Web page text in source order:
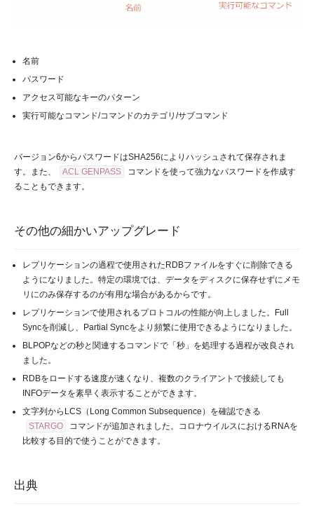
名前
パスワード
アクセス可能なキーのパターン
実行可能なコマンド/コマンドのカテゴリ/サブコマンド
バージョン6からパスワードはSHA256によりハッシュされて保存されま
す。また、
ACL GENPASS
コマンドを使って強力なパスワードを作成す
ることもできます。
その他の細かいアップグレード
レプリケーションの過程で使用されたRDBファイルをすぐに削除できる
ようになりました。特定の環境では、データをディスクに保存せずにメモ
リにのみ保存するのが有用な場合があるからです。
レプリケーションで使用されるプロトコルの性能が向上しました。Full
Syncを削減し、Partial Syncをより頻繁に使用できるようになりました。
BLPOPなどの秒と関連するコマンドで「秒」を処理する過程が改良され
ました。
RDBをロードする速度が速くなり、複数のクライアントで接続しても
INFOデータを素早く表示することができます。
文字列からLCS（Long Common Subsequence）を確認できる
STARGO
コマンドが追加されました。コロナウイルスにおけるRNAを
比較する目的で使うことができます。
出典